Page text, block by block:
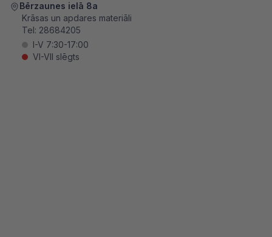
Bērzaunes ielā 8a
Krāsas un apdares materiāli
Tel: 28684205
I-V 7:30-17:00
VI-VII slēgts